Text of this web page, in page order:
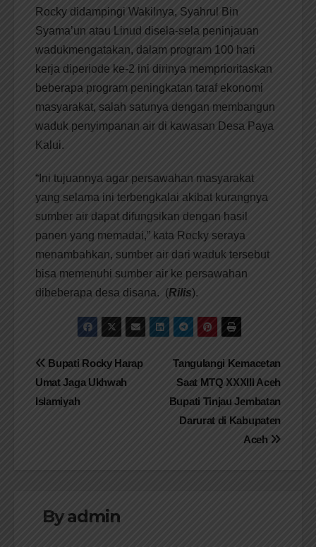
Rocky didampingi Wakilnya, Syahrul Bin
Syama’un atau Linud disela-sela peninjauan
wadukmengatakan, dalam program 100 hari
kerja diperiode ke-2 ini dirinya memprioritaskan
beberapa program peningkatan taraf ekonomi
masyarakat, salah satunya dengan membangun
waduk penyimpanan air di kawasan Desa Paya
Kalui.
“Ini tujuannya agar persawahan masyarakat
yang selama ini terbengkalai akibat kurangnya
sumber air dapat difungsikan dengan hasil
panen yang memadai,” kata Rocky seraya
menambahkan, sumber air dari waduk tersebut
bisa memenuhi sumber air ke persawahan
dibeberapa desa disana. (Rilis).
Navigasi
pos
Tangulangi Kemacetan
Saat MTQ XXXIII Aceh
Bupati Tinjau Jembatan
Darurat di Kabupaten
Aceh
Bupati Rocky Harap
Umat Jaga Ukhwah
Islamiyah
Byadmin